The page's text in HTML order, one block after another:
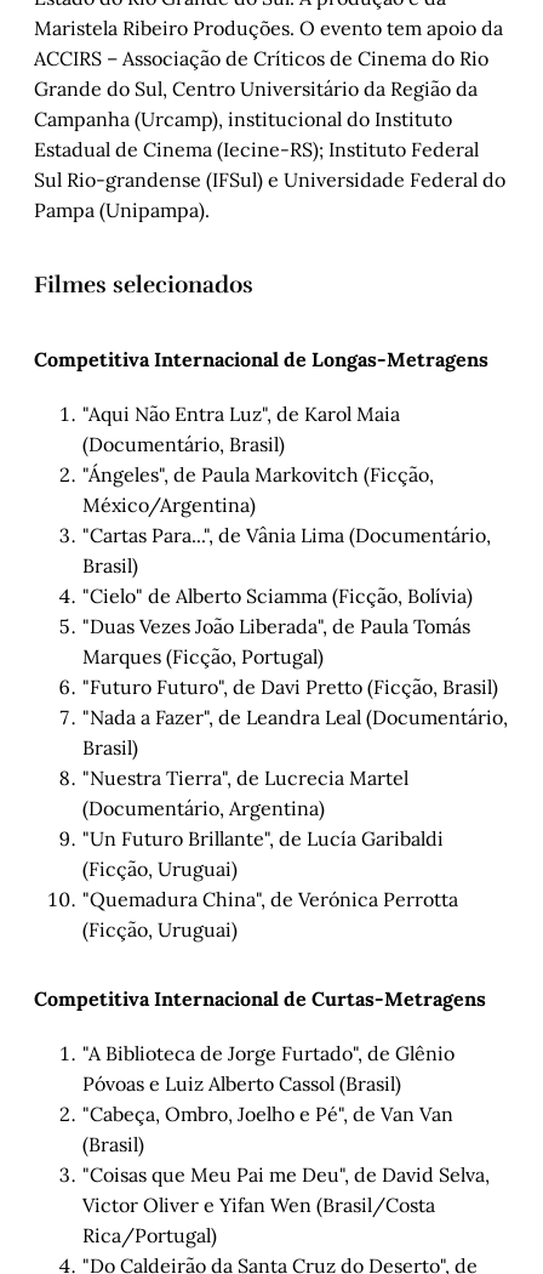
Maristela Ribeiro Produções. O evento tem apoio da
ACCIRS – Associação de Críticos de Cinema do Rio
Grande do Sul, Centro Universitário da Região da
Campanha (Urcamp), institucional do Instituto
Estadual de Cinema (Iecine-RS); Instituto Federal
Sul Rio-grandense (IFSul) e Universidade Federal do
Pampa (Unipampa).
Filmes selecionados
Competitiva Internacional de Longas-Metragens
"Aqui Não Entra Luz", de Karol Maia
(Documentário, Brasil)
"Ángeles", de Paula Markovitch (Ficção,
México/Argentina)
"Cartas Para...", de Vânia Lima (Documentário,
Brasil)
"Cielo" de Alberto Sciamma (Ficção, Bolívia)
"Duas Vezes João Liberada", de Paula Tomás
Marques (Ficção, Portugal)
"Futuro Futuro", de Davi Pretto (Ficção, Brasil)
"Nada a Fazer", de Leandra Leal (Documentário,
Brasil)
"Nuestra Tierra", de Lucrecia Martel
(Documentário, Argentina)
"Un Futuro Brillante", de Lucía Garibaldi
(Ficção, Uruguai)
"Quemadura China", de Verónica Perrotta
(Ficção, Uruguai)
Competitiva Internacional de Curtas-Metragens
"A Biblioteca de Jorge Furtado", de Glênio
Póvoas e Luiz Alberto Cassol (Brasil)
"Cabeça, Ombro, Joelho e Pé", de Van Van
(Brasil)
"Coisas que Meu Pai me Deu", de David Selva,
Victor Oliver e Yifan Wen (Brasil/Costa
Rica/Portugal)
"Do Caldeirão da Santa Cruz do Deserto", de